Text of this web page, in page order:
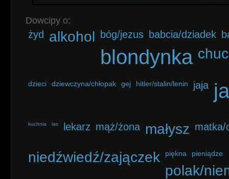
Dowcipy o:
żyd alkohol bóg/jezus babcia/dziadek
blondynka
dzieci dziewczyna/chłopak gej hitler/stalin/lenin jaja
kuchnia las lekarz mąż/żona małysz matka/
niedźwiedź/zajączek piękna pieniądze
polak/